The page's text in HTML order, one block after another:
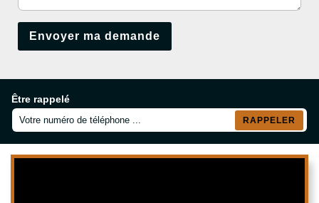
Être rappelé